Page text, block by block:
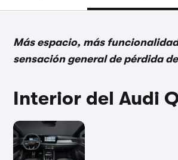
Más espacio, más
sensación general de pérdida
Interior del Audi